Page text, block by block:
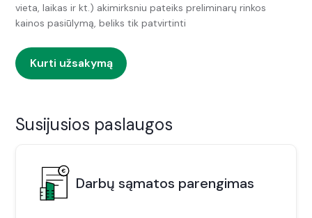
vieta, laikas ir kt.) akimirksniu pateiks preliminarų rinkos
kainos pasiūlymą, beliks tik patvirtinti
Kurti užsakymą
Susijusios paslaugos
Darbų sąmatos parengimas